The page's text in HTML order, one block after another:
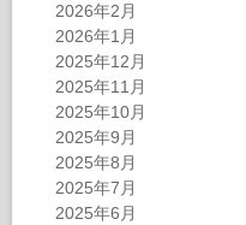
2026年2月
2026年1月
2025年12月
2025年11月
2025年10月
2025年9月
2025年8月
2025年7月
2025年6月